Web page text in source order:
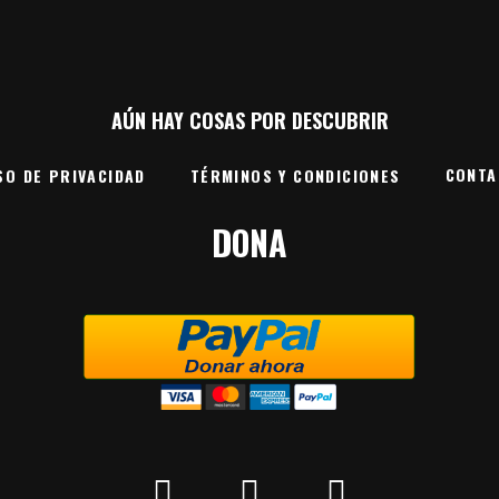
AÚN HAY COSAS POR DESCUBRIR
DE PRIVACIDAD TÉRMINOS Y CONDICIONES
DONA